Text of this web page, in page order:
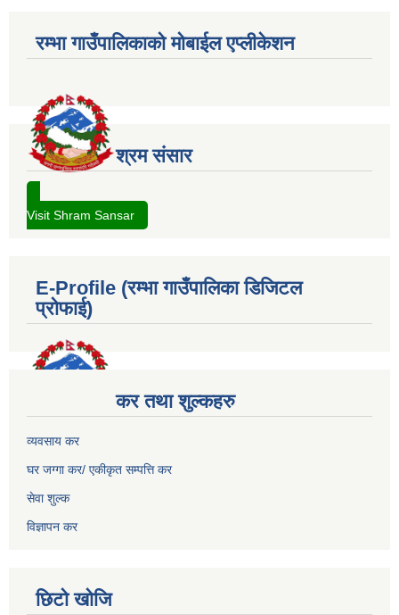
रम्भा गाउँपालिकाको मोबाईल एप्लीकेशन
श्रम संसार
Visit Shram Sansar
E-Profile (रम्भा गाउँपालिका डिजिटल
प्रोफाई)
कर तथा शुल्कहरु
व्यवसाय कर
घर जग्गा कर/ एकीकृत सम्पत्ति कर
सेवा शुल्क
विज्ञापन कर
छिटो खोजि